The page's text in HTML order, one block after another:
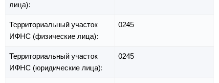
лица):
Территориальный участок
ИФНС (физические лица):
0245
Территориальный участок
ИФНС (юридические лица):
0245